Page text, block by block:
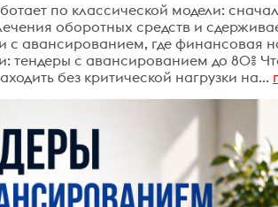
по классической модели:
оборотных средств и
с авансированием, где финансовая
тендеры с авансированием до 80%
без критической нагрузки на...